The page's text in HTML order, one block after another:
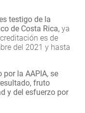
testigo de la
de Costa Rica, ya
es de
del 2021 y hasta
por la AAPIA, se
fruto
y del esfuerzo por